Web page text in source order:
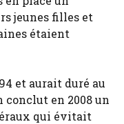
jeunes filles et
étaient
et aurait duré au
conclut en 2008 un
qui évitait